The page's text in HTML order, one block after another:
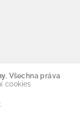
. Všechna práva
cookies